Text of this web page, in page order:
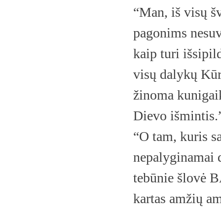
“Man, iš visų
pagonims
kaip turi
visų dalykų
žinoma
Dievo
“O tam, kuris
nepalyginamai
tebūnie šlovė
kartas amžių